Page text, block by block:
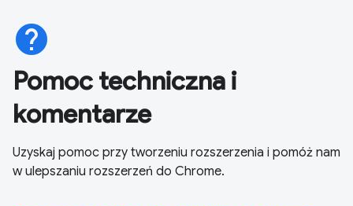
help
Pomoc techniczna i
komentarze
Uzyskaj pomoc przy tworzeniu rozszerzenia i pomóż nam
w ulepszaniu rozszerzeń do Chrome.